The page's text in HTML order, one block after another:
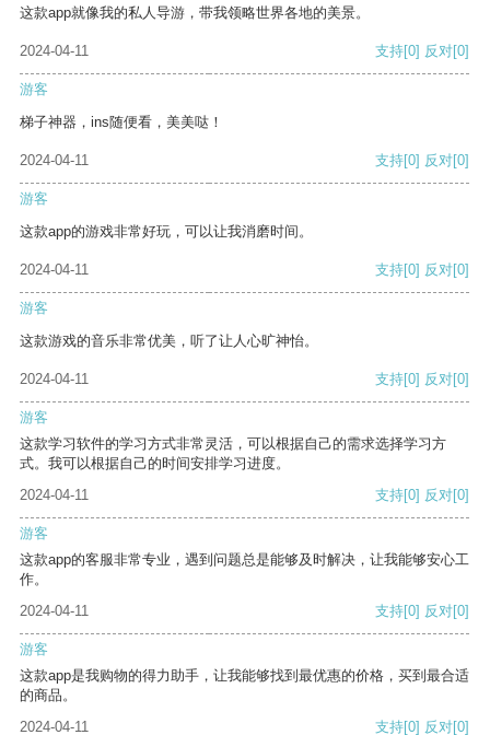
这款app就像我的私人导游，带我领略世界各地的美景。
2024-04-11 支持[0] 反对[0]
游客
梯子神器，ins随便看，美美哒！
2024-04-11 支持[0] 反对[0]
游客
这款app的游戏非常好玩，可以让我消磨时间。
2024-04-11 支持[0] 反对[0]
游客
这款游戏的音乐非常优美，听了让人心旷神怡。
2024-04-11 支持[0] 反对[0]
游客
这款学习软件的学习方式非常灵活，可以根据自己的需求选择学习方
式。我可以根据自己的时间安排学习进度。
2024-04-11
支持[0] 反对[0]
游客
这款app的客服非常专业，遇到问题总是能够及时解决，让我能够安心工
作。
2024-04-11
支持[0] 反对[0]
游客
这款app是我购物的得力助手，让我能够找到最优惠的价格，买到最合适
的商品。
2024-04-11
支持[0] 反对[0]